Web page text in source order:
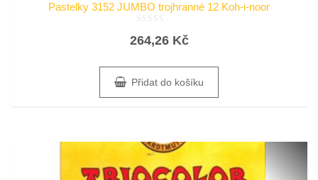
Pastelky 3152 JUMBO trojhranné 12 Koh-i-noor
0
264,26 Kč
Přidat do košíku